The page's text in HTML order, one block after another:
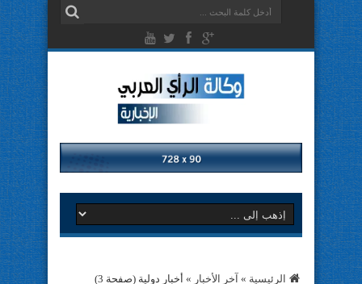
الرئيسية » آخر الأخبار » أخبار دولية (صفحة 3)